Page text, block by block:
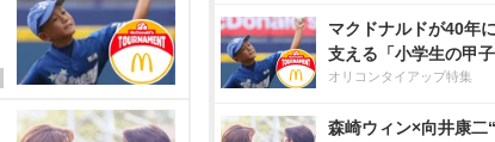
マクドナルドが40年
支える「小学生の甲子
オリコンタイアップ特集
森崎ウィン×向井康二